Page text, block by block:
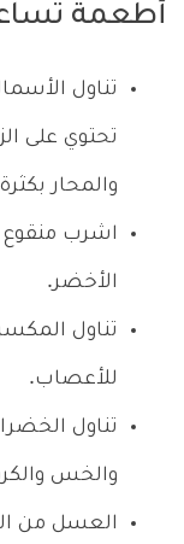
أطعمة
تناول
تحتوي على
والمحار
اشرب منقوع
الأخضر.
تناول
للأعصاب.
تناول
والخس
العسل من